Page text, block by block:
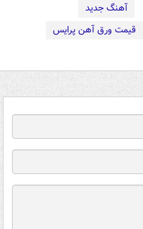
آهنگ جدید
قیمت ورق آهن پرایس